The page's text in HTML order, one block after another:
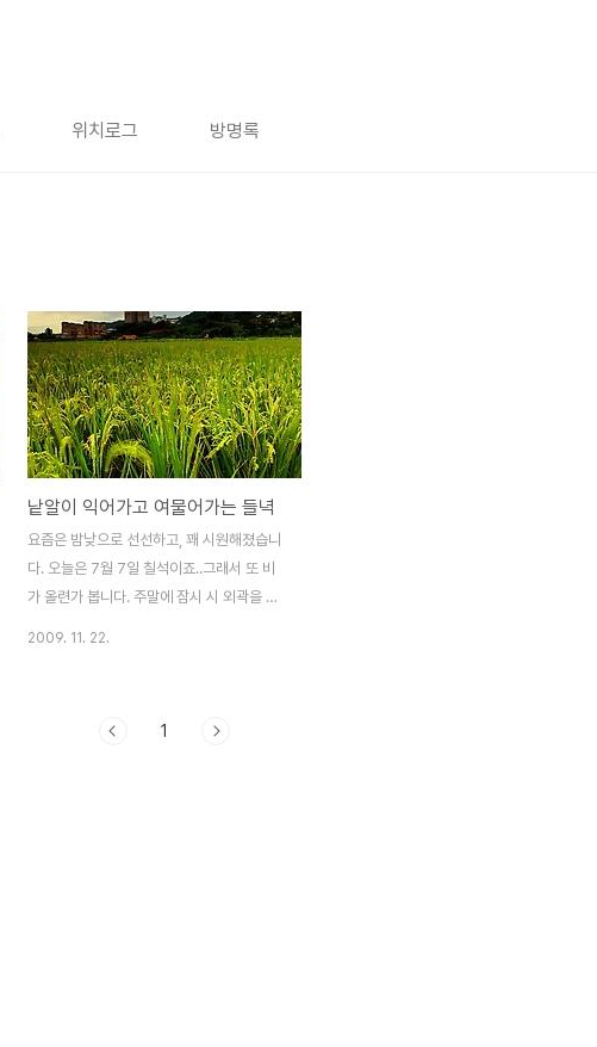
위치로그 방명록
낱알이 익어가고 여물어가는 들녁
요즘은 밤낮으로 선선하고, 꽤 시원해졌습니
다. 오늘은 7월 7일 칠석이죠..그래서 또 비
가 올련가 봅니다. 주말에 잠시 시 외곽을 다
익어가는 벼 이삭들이.. 이젠 가을이야!! 라고
2009. 11. 22.
1